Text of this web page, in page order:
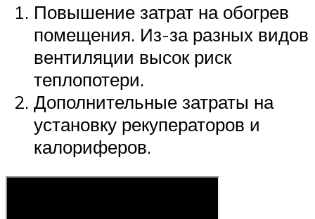
Повышение затрат на обогрев
помещения. Из-за разных видов
вентиляции высок риск
теплопотери.
Дополнительные затраты на
установку рекуператоров и
калориферов.